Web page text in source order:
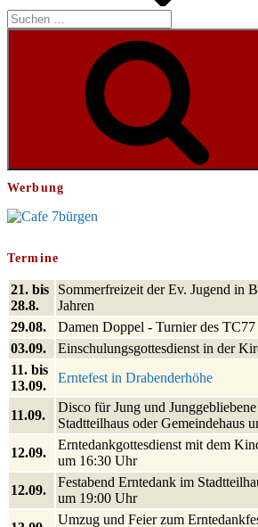
Suchen
nach:
Werbung
Termine
21. bis
28.8.
Sommerfreizeit der Ev. Jugend in
Jahren
29.08.
Damen Doppel - Turnier des TC77
03.09.
Einschulungsgottesdienst in der
11. bis
13.09.
Erntefest in Drabenderhöhe
11.09.
Disco für Jung und
Stadtteilhaus oder Gemeindehaus
12.09.
Erntedankgottesdienst mit dem
um 16:30 Uhr
12.09.
Festabend Erntedank im
um 19:00 Uhr
Umzug und Feier zum